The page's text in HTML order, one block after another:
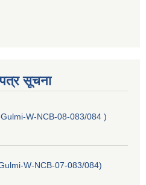
सूचना
W-NCB-08-083/084 )
W-NCB-07-083/084)